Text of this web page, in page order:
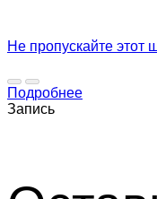
Не пропускайте этот
Подробнее
Запись